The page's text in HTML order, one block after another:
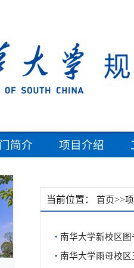
简介 项目介绍
当前位置： 首页>>
· 南华大学新校区
· 南华大学雨母校